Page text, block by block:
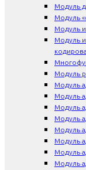
Модуль
Модуль
Модуль
Модуль
Модуль
Модуль
Модуль
Модуль
Модуль
Модуль
Модуль
Модуль
Модуль